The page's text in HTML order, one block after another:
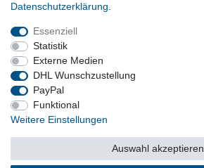
Impressum
Barrierefreiheitserklärung
Vertrag widerrufen
Daten­schutz­erklärung
Essenziell
Statistik
Externe Medien
DHL Wunschzustellung
PayPal
Funktional
Weitere Einstellungen
Auswahl akzeptieren